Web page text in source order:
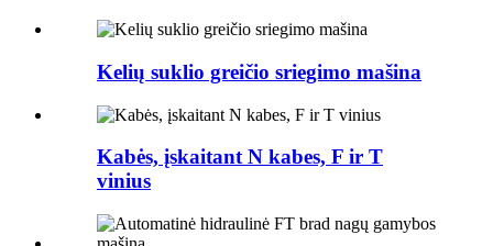
Kelių suklio greičio sriegimo mašina
Kabės, įskaitant N kabes, F ir T
vinius